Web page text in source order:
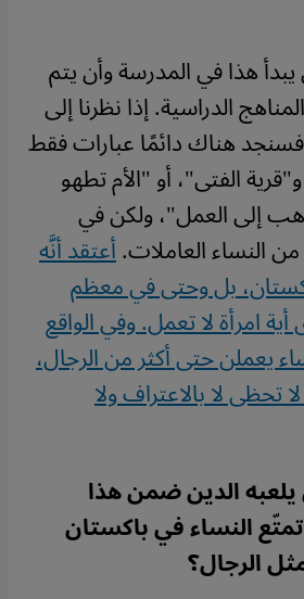
هذا في المدرسة وأن يتم
الدراسية. إذا نظرنا إلى
فسنجد هناك دائمًا عبارات فقط
الفتى"، أو "الأم تطهو
إلى العمل"، ولكن في
النساء العاملات.أعتقد أنَّه
بل وحتى في معظم
أية امرأة لا تعمل. وفي الواقع
يعملن حتى أكثر من الرجال،
تحظى لا بالاعتراف ولا
يلعبه الدين ضمن هذا
النساء في باكستان
الرجال؟